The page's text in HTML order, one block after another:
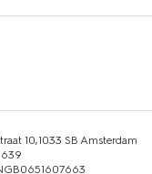
10,1033 SB Amsterdam